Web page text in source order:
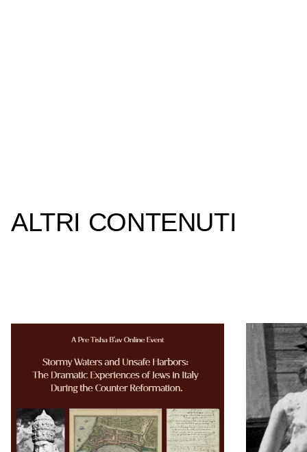
ALTRI CONTENUTI